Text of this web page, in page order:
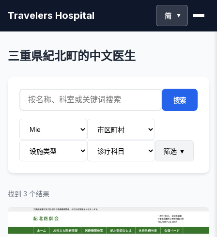
Travelers Hospital 简 ▼
三重県紀北町的中文医生
搜索
筛选 ▼
找到 3 个结果